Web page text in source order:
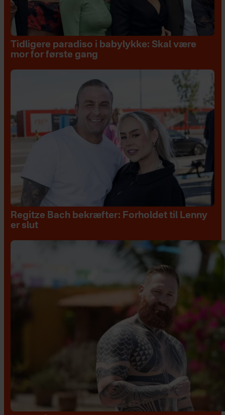
Tidligere paradiso i babylykke: Skal være
mor for første gang
Regitze Bach bekræfter: Forholdet til Lenny
er slut